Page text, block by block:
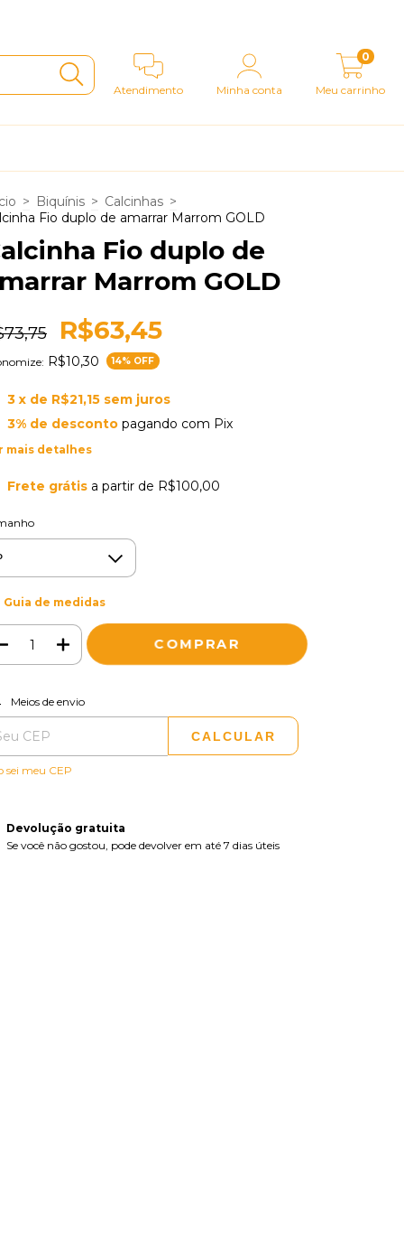
Atendimento Minha conta Meu carrinho
0
> Biquínis > Calcinhas >
Fio duplo de amarrar Marrom GOLD
Fio duplo de
Marrom GOLD
R$63,45
R$10,30 14% OFF
3 x de R$21,15 sem juros
3% de descontopagando com Pix
mais detalhes
Frete grátis a partir de R$100,00
Guia de medidas
para o CEP:
Meios de envio
CALCULAR
sei meu CEP
Devolução gratuita
Se você não gostou, pode devolver em até 7 dias úteis